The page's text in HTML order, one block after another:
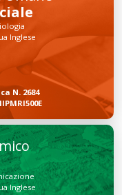
Inglese
N. 2684
Inglese